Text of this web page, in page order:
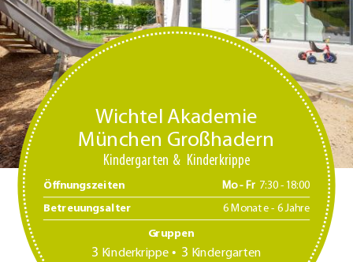
Wichtel Akademie
München Großhadern
Kindergarten Kinderkrippe
Öffnungszeiten Mo - Fr 7:30 -18:00
Betreuungsalter 6 Monate - 6 Jahre
Gruppen
3 Kinderkrippe 3 Kindergarten